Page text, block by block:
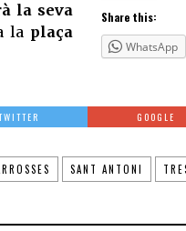
la seva
la plaça
Share this:
WhatsApp
GOOGLE
SANT ANTONI